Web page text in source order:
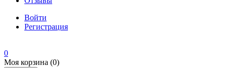
Войти
Регистрация
0
Моя корзина (0)